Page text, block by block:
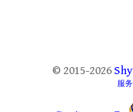
© 2015-2026
服